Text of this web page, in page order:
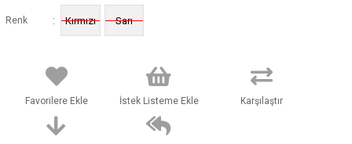
Renk : Kırmızı Sarı
Favorilere Ekle İstek Listeme Ekle Karşılaştır